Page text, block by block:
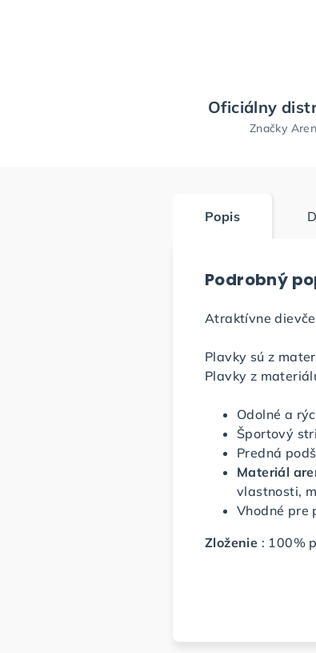
Oficiálny
Značky
Popis
Podrobný
Atraktívne
Plavky sú z
Plavky z
Odolné a
Športový
Predná
Materiál
vlastnosti,
Vhodné pre
Zloženie : 100%